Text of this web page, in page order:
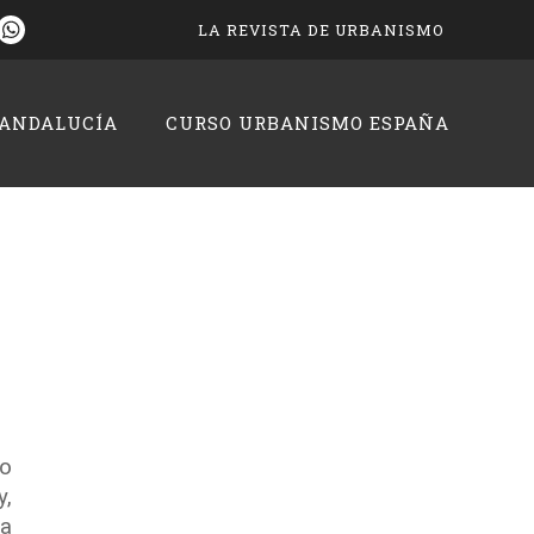
LA REVISTA DE URBANISMO
CURSO URBANISMO ESPAÑA